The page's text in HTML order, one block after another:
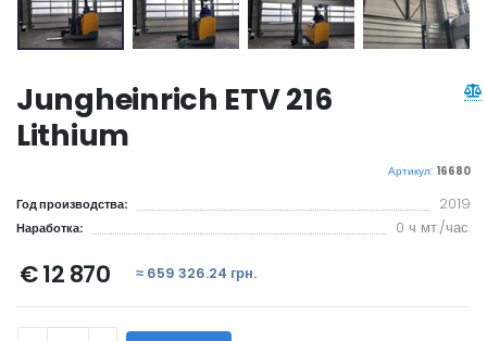
Jungheinrich ETV 216
Lithium
Артикул: 16680
Год производства: 2019
Наработка: 0 ч мт./час.
€ 12 870 ≈ 659 326.24 грн.